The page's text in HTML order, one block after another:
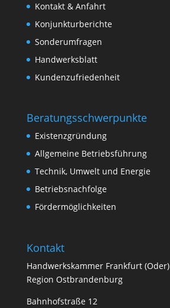
Kontakt & Anfahrt
Konjunkturberichte
Sonderumfragen
Handwerksblatt
Kundenzufriedenheit
Beratungsschwerpunkte
Existenzgründung
Allgemeine Betriebsführung
Technik, Umwelt und Energie
Betriebsnachfolge
Fördermöglichkeiten
Kontakt
Handwerkskammer Frankfurt (Oder)
Region Ostbrandenburg
Bahnhofstraße 12